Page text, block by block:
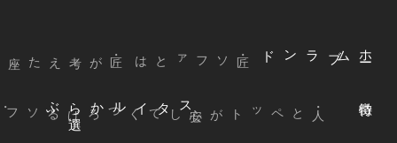
ホー
ム
ブランド
・匠ソファとは
スタイルから
選
ぶ